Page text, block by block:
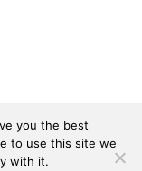
you the best
to use this site we
with it.